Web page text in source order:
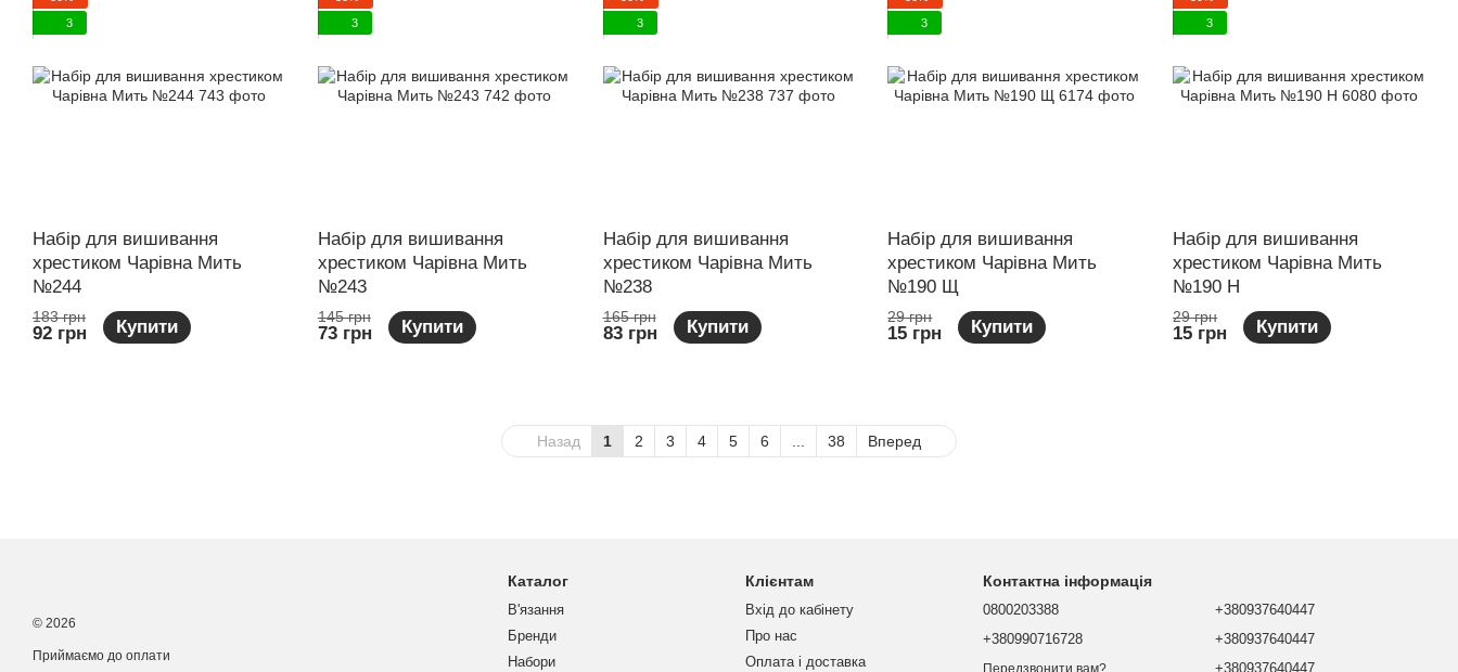
3
Набір для вишивання
хрестиком Чарівна Мить
№244
183 грн
92 грн Купити
3
Набір для вишивання
хрестиком Чарівна Мить
№243
145 грн
73 грн Купити
3
Набір для вишивання
хрестиком Чарівна Мить
№238
165 грн
83 грн Купити
3
Набір для вишивання
хрестиком Чарівна Мить
№190 Щ
29 грн
15 грн Купити
3
Набір для вишивання
хрестиком Чарівна Мить
№190 Н
29 грн
15 грн Купити
Назад 1 2 3 4 5 6 38 Вперед
© 2026
Приймаємо до оплати
Каталог
В'язання
Бренди
Набори
Клієнтам
Вхід до кабінету
Про нас
Оплата і доставка
Контактна інформація
0800203388
+380990716728
Передзвонити вам?
+380937640447
+380937640447
+380937640447